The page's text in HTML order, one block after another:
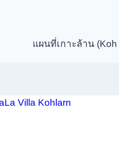
แผนที่เกาะล้าน (Koh